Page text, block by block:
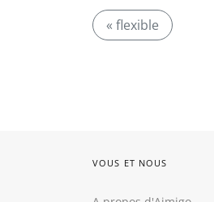
« flexible
VOUS ET NOUS